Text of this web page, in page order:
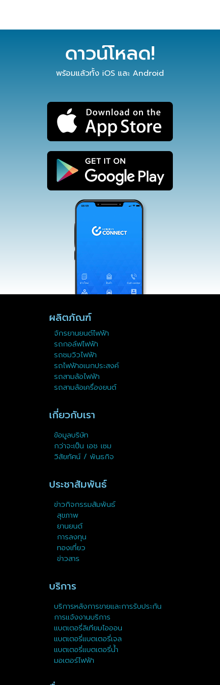
ดาวน์โหลด!
พร้อมแล้วทั้ง iOS และ Android
ผลิตภัณฑ์
จักรยานยนต์ไฟฟ้า
รถกอล์ฟไฟฟ้า
รถชมวิวไฟฟ้า
รถไฟฟ้าอเนกประสงค์
รถสามล้อไฟฟ้า
รถสามล้อเครื่องยนต์
เกี่ยวกับเรา
ข้อมูลบริษัท
กว่าจะเป็น เอช เซม
วิสัยทัศน์ / พันธกิจ
ประชาสัมพันธ์
ข่าวกิจกรรมสัมพันธ์
สุขภาพ
ยานยนต์
การลงทุน
ทองเที่ยว
ข่าวสาร
บริการ
บริการหลังการขายและการรับประกัน
การแจ้งงานบริการ
แบตเตอรี่ลิเทียมไอออน
แบตเตอรี่แบตเตอรี่เจล
แบตเตอรี่แบตเตอรี่น้ำ
มอเตอร์ไฟฟ้า